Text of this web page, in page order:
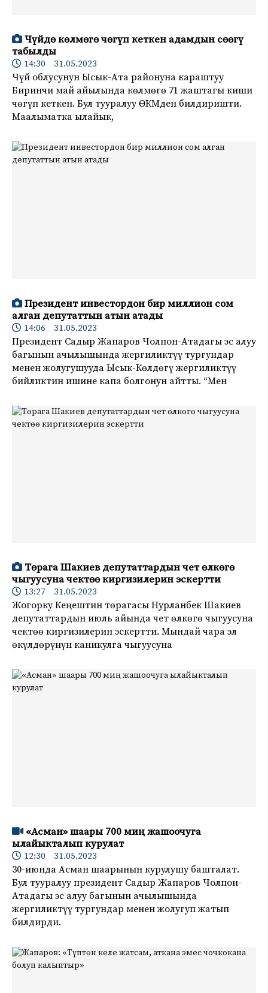
Чүйдө көлмөгө чөгүп кеткен адамдын сөөгү
табылды
14:30 31.05.2023
Чүй облусунун Ысык-Ата районуна караштуу
Биринчи май айылында көлмөгө 71 жаштагы киши
чөгүп кеткен. Бул тууралуу ӨКМден билдиришти.
Маалыматка ылайык,
Президент инвестордон бир миллион сом
алган депутаттын атын атады
14:06 31.05.2023
Президент Садыр Жапаров Чолпон-Атадагы эс алуу
багынын ачылышында жергиликтүү тургундар
менен жолугушууда Ысык-Көлдөгү жергиликтүү
бийликтин ишине капа болгонун айтты. “Мен
Төрага Шакиев депутаттардын чет өлкөгө
чыгуусуна чектөө киргизилерин эскертти
13:27 31.05.2023
Жогорку Кеңештин төрагасы Нурланбек Шакиев
депутаттардын июль айында чет өлкөгө чыгуусуна
чектөө киргизилерин эскертти. Мындай чара эл
өкүлдөрүнүн каникулга чыгуусуна
«Асман» шаары 700 миң жашоочуга
ылайыкталып курулат
12:30 31.05.2023
30-июнда Асман шаарынын курулушу башталат.
Бул тууралуу президент Садыр Жапаров Чолпон-
Атадагы эс алуу багынын ачылышында
жергиликтүү тургундар менен жолугуп жатып
билдирди.